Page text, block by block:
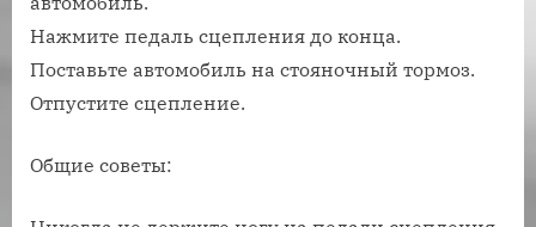
Нажмите педаль сцепления до конца.
Поставьте автомобиль на стояночный тормоз.
Отпустите сцепление.
Общие советы: